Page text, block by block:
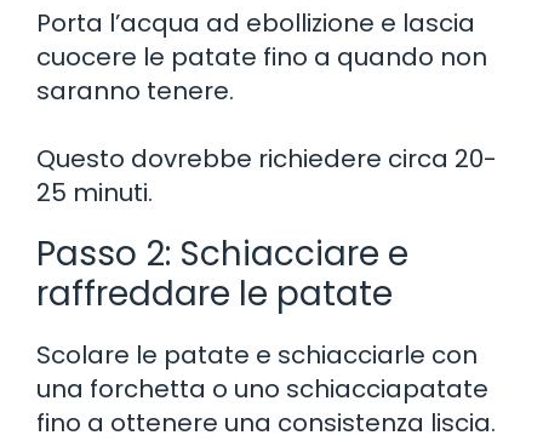
Porta l’acqua ad ebollizione e lascia
cuocere le patate fino a quando non
saranno tenere.
Questo dovrebbe richiedere circa 20-
25 minuti.
Passo 2: Schiacciare e
raffreddare le patate
Scolare le patate e schiacciarle con
una forchetta o uno schiacciapatate
fino a ottenere una consistenza liscia.